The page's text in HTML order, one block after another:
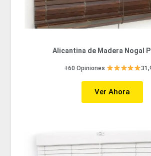
Alicantina de Madera Nogal
+60 Opiniones
Ver Ahora